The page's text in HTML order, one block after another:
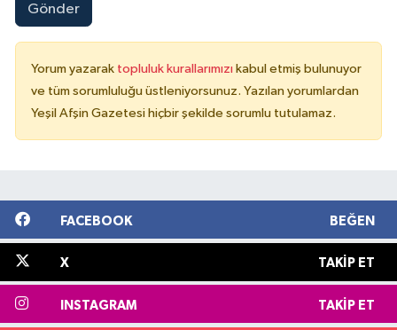
Gönder
Yorum yazarak topluluk kurallarımızı kabul etmiş bulunuyor
ve tüm sorumluluğu üstleniyorsunuz. Yazılan yorumlardan
Yeşil Afşin Gazetesi hiçbir şekilde sorumlu tutulamaz.
FACEBOOK BEĞEN
X TAKIP ET
INSTAGRAM TAKIP ET